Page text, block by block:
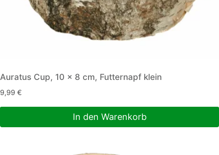
Auratus Cup, 10 x 8 cm, Futternapf klein
9,99 €
In den Warenkorb